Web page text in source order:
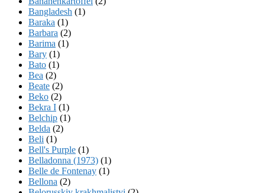
Bangladesh (1)
Baraka (1)
Barbara (2)
Barima (1)
Bary (1)
Bato (1)
Bea (2)
Beate (2)
Beko (2)
Bekra I (1)
Belchip (1)
Belda (2)
Beli (1)
Bell's Purple (1)
Belladonna (1973) (1)
Belle de Fontenay (1)
Bellona (2)